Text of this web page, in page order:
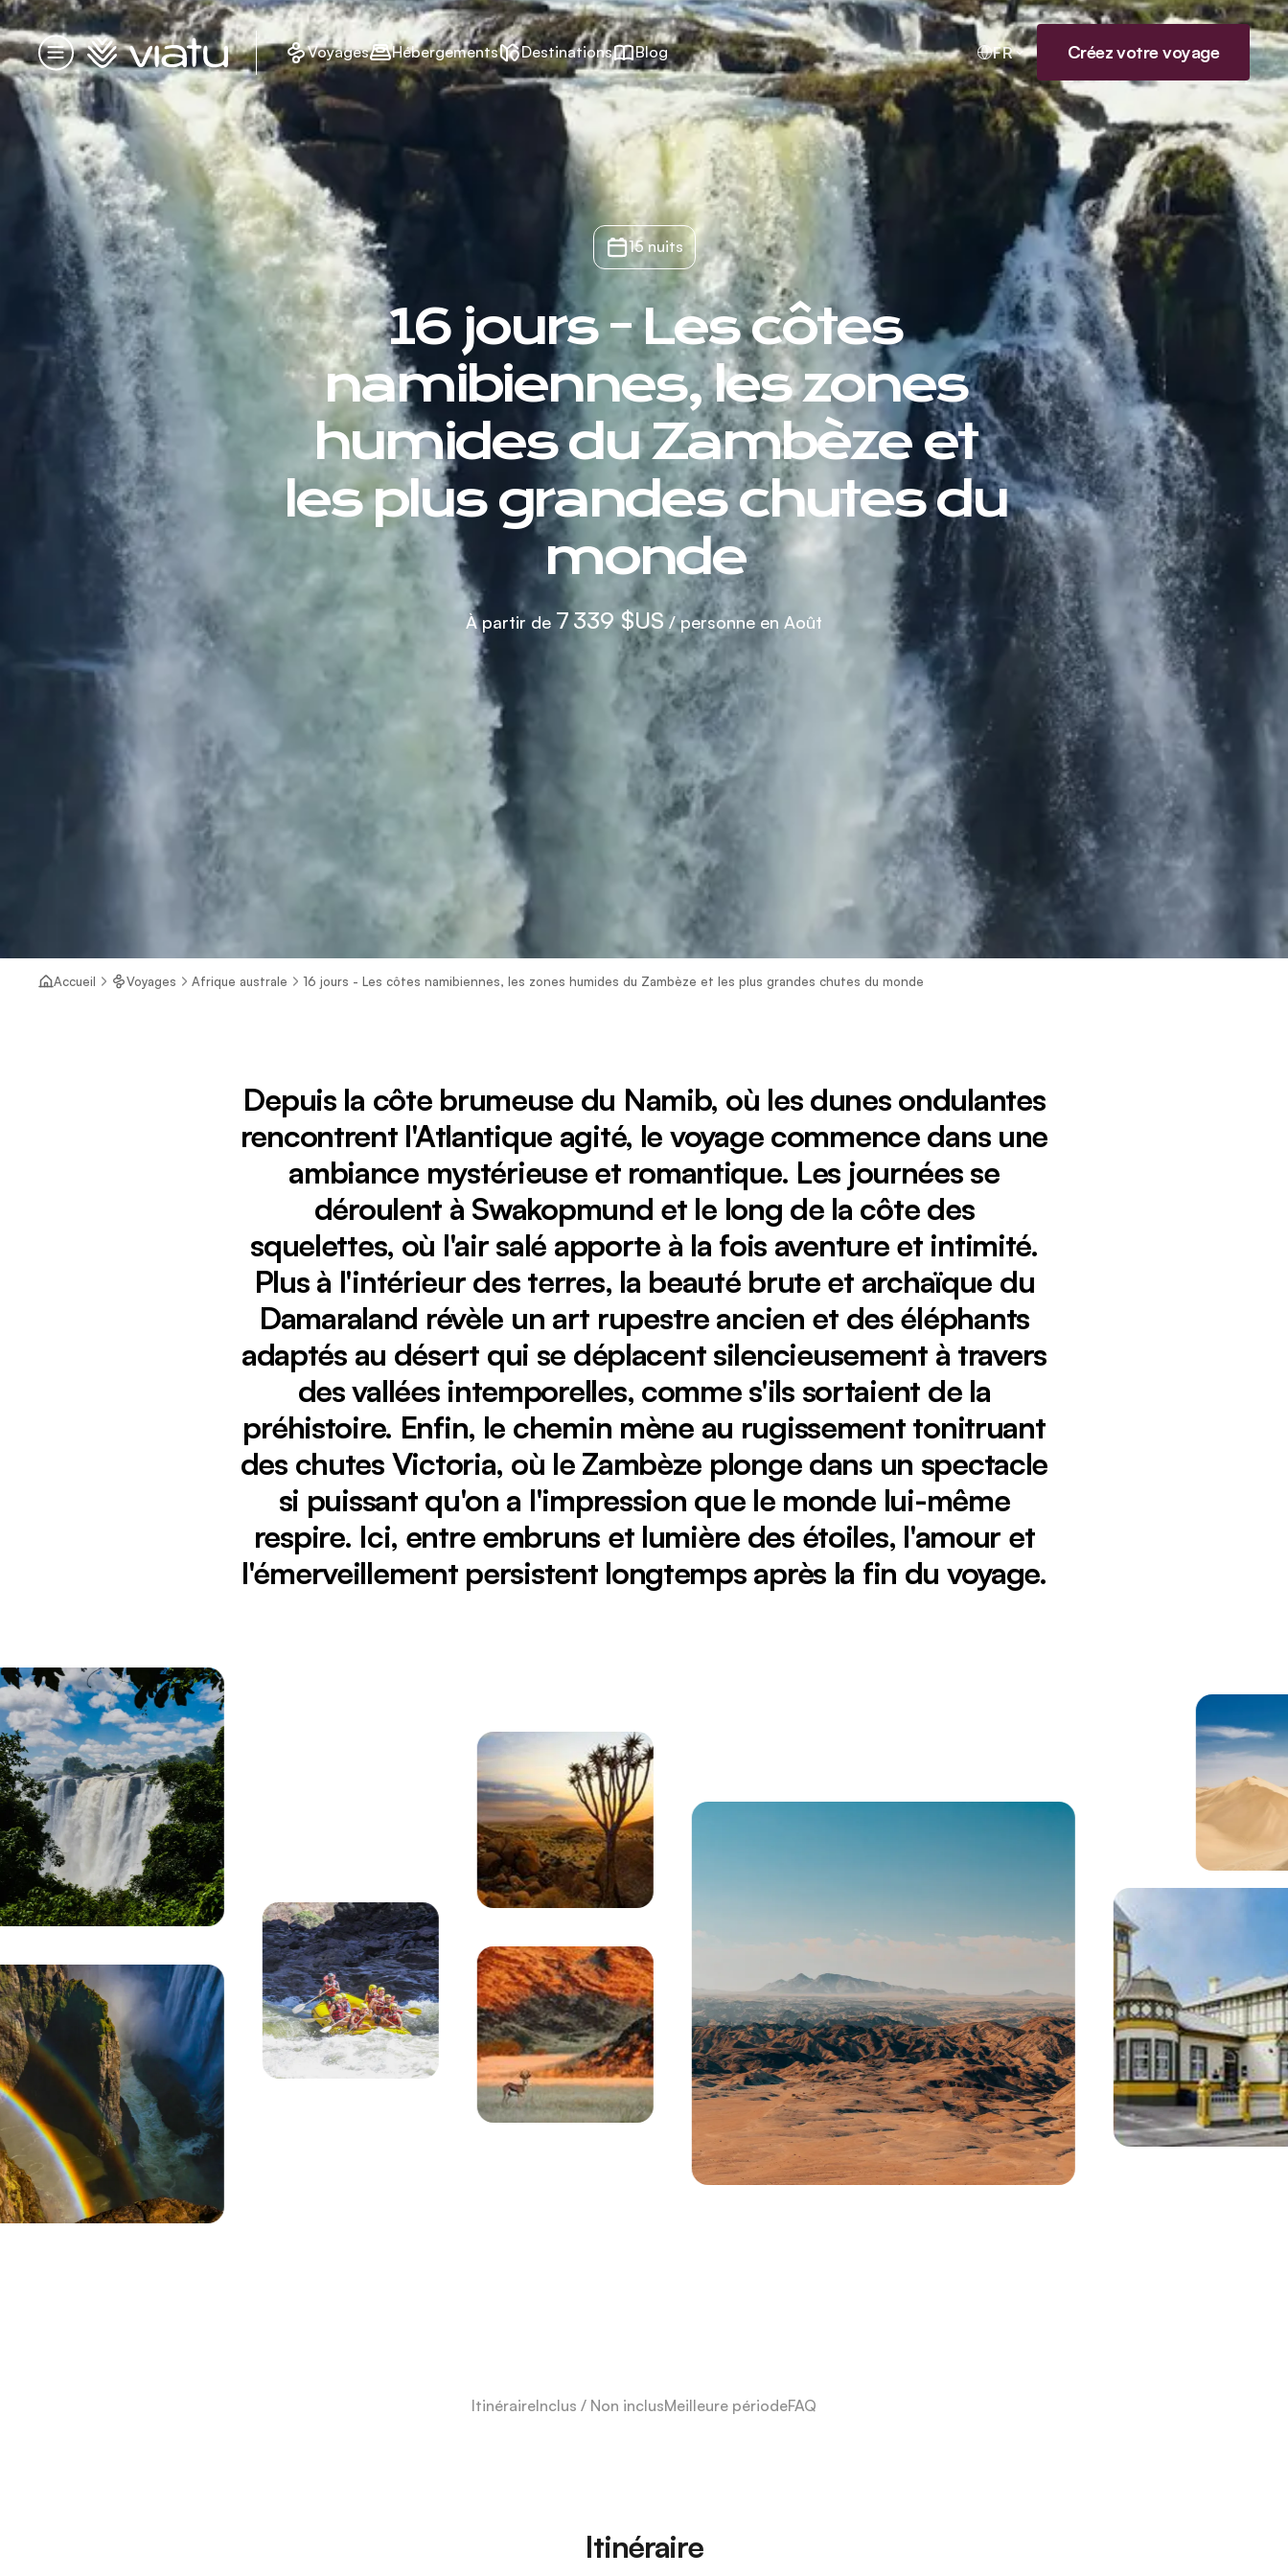
Menu
Accueil Voyages Hébergements Destinations Blog FR Créez votre voyage
Vue panoramique du rideau d'eau des chutes Victoria pendant la saison des crues au Zimbabwe.
15 nuits
16 jours - Les côtes
namibiennes, les zones
humides du Zambèze et
les plus grandes chutes du
monde
À partir de 7 339 $US/ personne en Août
Accueil Voyages Afrique australe 16 jours - Les côtes namibiennes, les zones humides du Zambèze et les plus grandes chutes du monde
Depuis la côte brumeuse du Namib, où les dunes ondulantes
rencontrent l'Atlantique agité, le voyage commence dans une
ambiance mystérieuse et romantique. Les journées se
déroulent à Swakopmund et le long de la côte des
squelettes, où l'air salé apporte à la fois aventure et intimité.
Plus à l'intérieur des terres, la beauté brute et archaïque du
Damaraland révèle un art rupestre ancien et des éléphants
adaptés au désert qui se déplacent silencieusement à travers
des vallées intemporelles, comme s'ils sortaient de la
préhistoire. Enfin, le chemin mène au rugissement tonitruant
des chutes Victoria, où le Zambèze plonge dans un spectacle
si puissant qu'on a l'impression que le monde lui-même
respire. Ici, entre embruns et lumière des étoiles, l'amour et
l'émerveillement persistent longtemps après la fin du voyage.
ItinéraireInclus / Non inclusMeilleure périodeFAQ
Itinéraire